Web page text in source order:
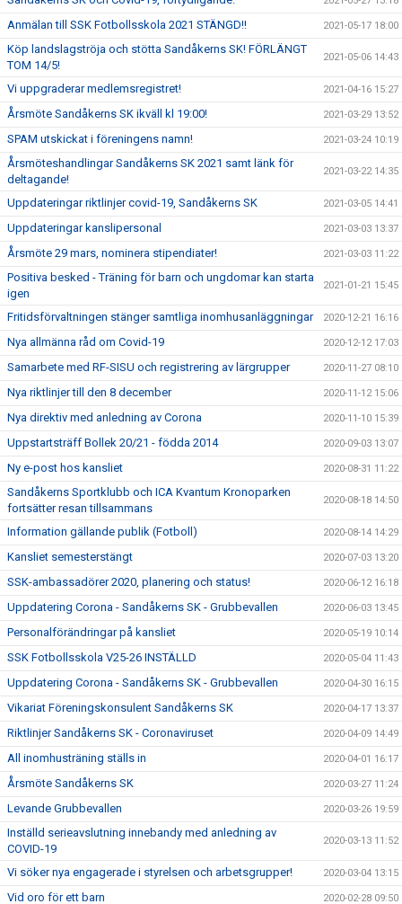
Anmälan till SSK Fotbollsskola 2021 STÄNGD!! 2021-05-17 18:00
Köp landslagströja och stötta Sandåkerns SK! FÖRLÄNGT
TOM 14/5!
2021-05-06 14:43
Vi uppgraderar medlemsregistret! 2021-04-16 15:27
Årsmöte Sandåkerns SK ikväll kl 19:00! 2021-03-29 13:52
SPAM utskickat i föreningens namn! 2021-03-24 10:19
Årsmöteshandlingar Sandåkerns SK 2021 samt länk för
deltagande!
2021-03-22 14:35
Uppdateringar riktlinjer covid-19, Sandåkerns SK 2021-03-05 14:41
Uppdateringar kanslipersonal 2021-03-03 13:37
Årsmöte 29 mars, nominera stipendiater! 2021-03-03 11:22
Positiva besked - Träning för barn och ungdomar kan starta
igen
2021-01-21 15:45
Fritidsförvaltningen stänger samtliga inomhusanläggningar 2020-12-21 16:16
Nya allmänna råd om Covid-19 2020-12-12 17:03
Samarbete med RF-SISU och registrering av lärgrupper 2020-11-27 08:10
Nya riktlinjer till den 8 december 2020-11-12 15:06
Nya direktiv med anledning av Corona 2020-11-10 15:39
Uppstartsträff Bollek 20/21 - födda 2014 2020-09-03 13:07
Ny e-post hos kansliet 2020-08-31 11:22
Sandåkerns Sportklubb och ICA Kvantum Kronoparken
fortsätter resan tillsammans
2020-08-18 14:50
Information gällande publik (Fotboll) 2020-08-14 14:29
Kansliet semesterstängt 2020-07-03 13:20
SSK-ambassadörer 2020, planering och status! 2020-06-12 16:18
Uppdatering Corona - Sandåkerns SK - Grubbevallen 2020-06-03 13:45
Personalförändringar på kansliet 2020-05-19 10:14
SSK Fotbollsskola V25-26 INSTÄLLD 2020-05-04 11:43
Uppdatering Corona - Sandåkerns SK - Grubbevallen 2020-04-30 16:15
Vikariat Föreningskonsulent Sandåkerns SK 2020-04-17 13:37
Riktlinjer Sandåkerns SK - Coronaviruset 2020-04-09 14:49
All inomhusträning ställs in 2020-04-01 16:17
Årsmöte Sandåkerns SK 2020-03-27 11:24
Levande Grubbevallen 2020-03-26 19:59
Inställd serieavslutning innebandy med anledning av
COVID-19
2020-03-13 11:52
Vi söker nya engagerade i styrelsen och arbetsgrupper! 2020-03-04 13:15
Vid oro för ett barn 2020-02-28 09:50